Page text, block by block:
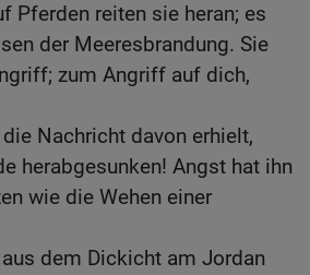
Pferden reiten sie heran; es
der Meeresbrandung. Sie
zum Angriff auf dich,
Nachricht davon erhielt,
herabgesunken! Angst hat ihn
wie die Wehen einer
dem Dickicht am Jordan